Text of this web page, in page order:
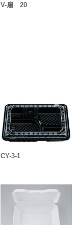
V-扇 20
CY-3-1